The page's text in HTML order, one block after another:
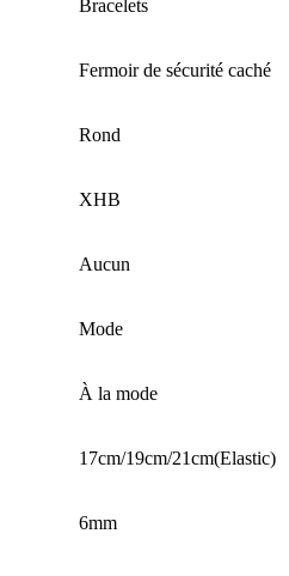
Bracelets
Fermoir de sécurité caché
Rond
XHB
Aucun
Mode
À la mode
17cm/19cm/21cm(Elastic)
6mm